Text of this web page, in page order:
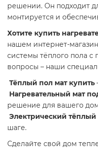
решении. Он подходит
монтируется и
Хотите купить
нашем интернет-
системы тёплого пола с
вопросы – наши
Тёплый пол мат купить
Нагревательный мат
решение для вашего
Электрический тёплый
шаге.
Сделайте свой дом